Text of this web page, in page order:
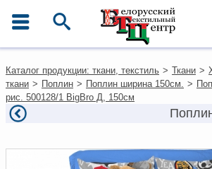
Каталог
Ткани
Домашний текстиль
Одежда
Текстиль для ресторанов и
Каталог продукции: ткани, текстиль > Ткани >
ткани > Поплин > Поплин ширина 150см. >
рис. 500128/1 BigBro Д, 150см